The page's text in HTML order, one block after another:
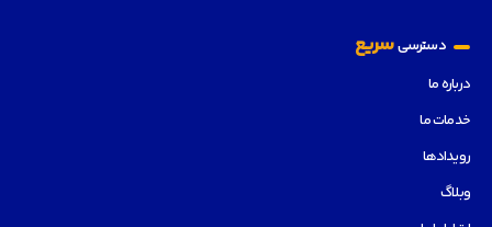
دسترسیسریع
درباره ما
خدمات ما
رویدادها
وبلاگ